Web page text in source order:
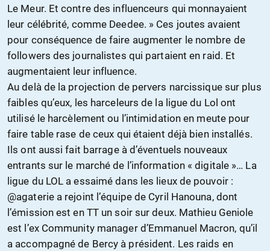
Le Meur. Et contre des influenceurs qui monnayaient
leur célébrité, comme Deedee. » Ces joutes avaient
pour conséquence de faire augmenter le nombre de
followers des journalistes qui partaient en raid. Et
augmentaient leur influence.
Au delà de la projection de pervers narcissique sur plus
faibles qu’eux, les harceleurs de la ligue du Lol ont
utilisé le harcèlement ou l’intimidation en meute pour
faire table rase de ceux qui étaient déjà bien installés.
Ils ont aussi fait barrage à d’éventuels nouveaux
entrants sur le marché de l’information « digitale »… La
ligue du LOL a essaimé dans les lieux de pouvoir :
@agaterie a rejoint l’équipe de Cyril Hanouna, dont
l’émission est en TT un soir sur deux. Mathieu Geniole
est l’ex Community manager d’Emmanuel Macron, qu’il
a accompagné de Bercy à président. Les raids en